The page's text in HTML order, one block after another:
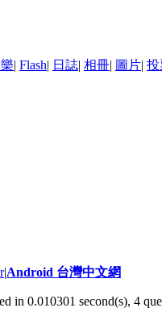
| Flash| 日誌| 相冊| 圖片| 投
|Android 台灣中文網
in 0.010301 second(s), 4